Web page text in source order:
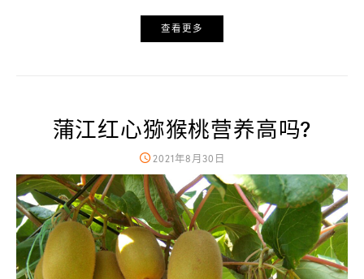
查看更多
蒲江红心猕猴桃营养高吗?
2021年8月30日